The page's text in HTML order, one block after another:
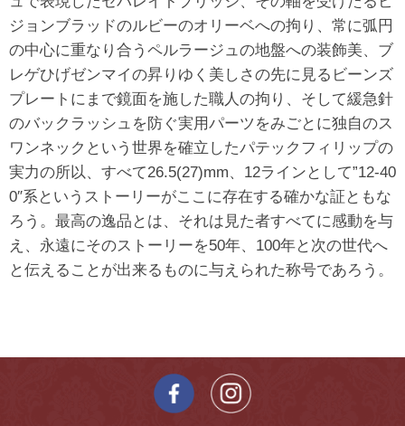
ジョンブラッドのルビーのオリーベへの拘り、常に弧円
の中心に重なり合うペルラージュの地盤への装飾美、ブ
レゲひげゼンマイの昇りゆく美しさの先に見るビーンズ
プレートにまで鏡面を施した職人の拘り、そして緩急針
のバックラッシュを防ぐ実用パーツをみごとに独自のス
ワンネックという世界を確立したパテックフィリップの
実力の所以、すべて26.5(27)mm、12ラインとして”12-40
0″系というストーリーがここに存在する確かな証ともな
ろう。最高の逸品とは、それは見た者すべてに感動を与
え、永遠にそのストーリーを50年、100年と次の世代へ
と伝えることが出来るものに与えられた称号であろう。